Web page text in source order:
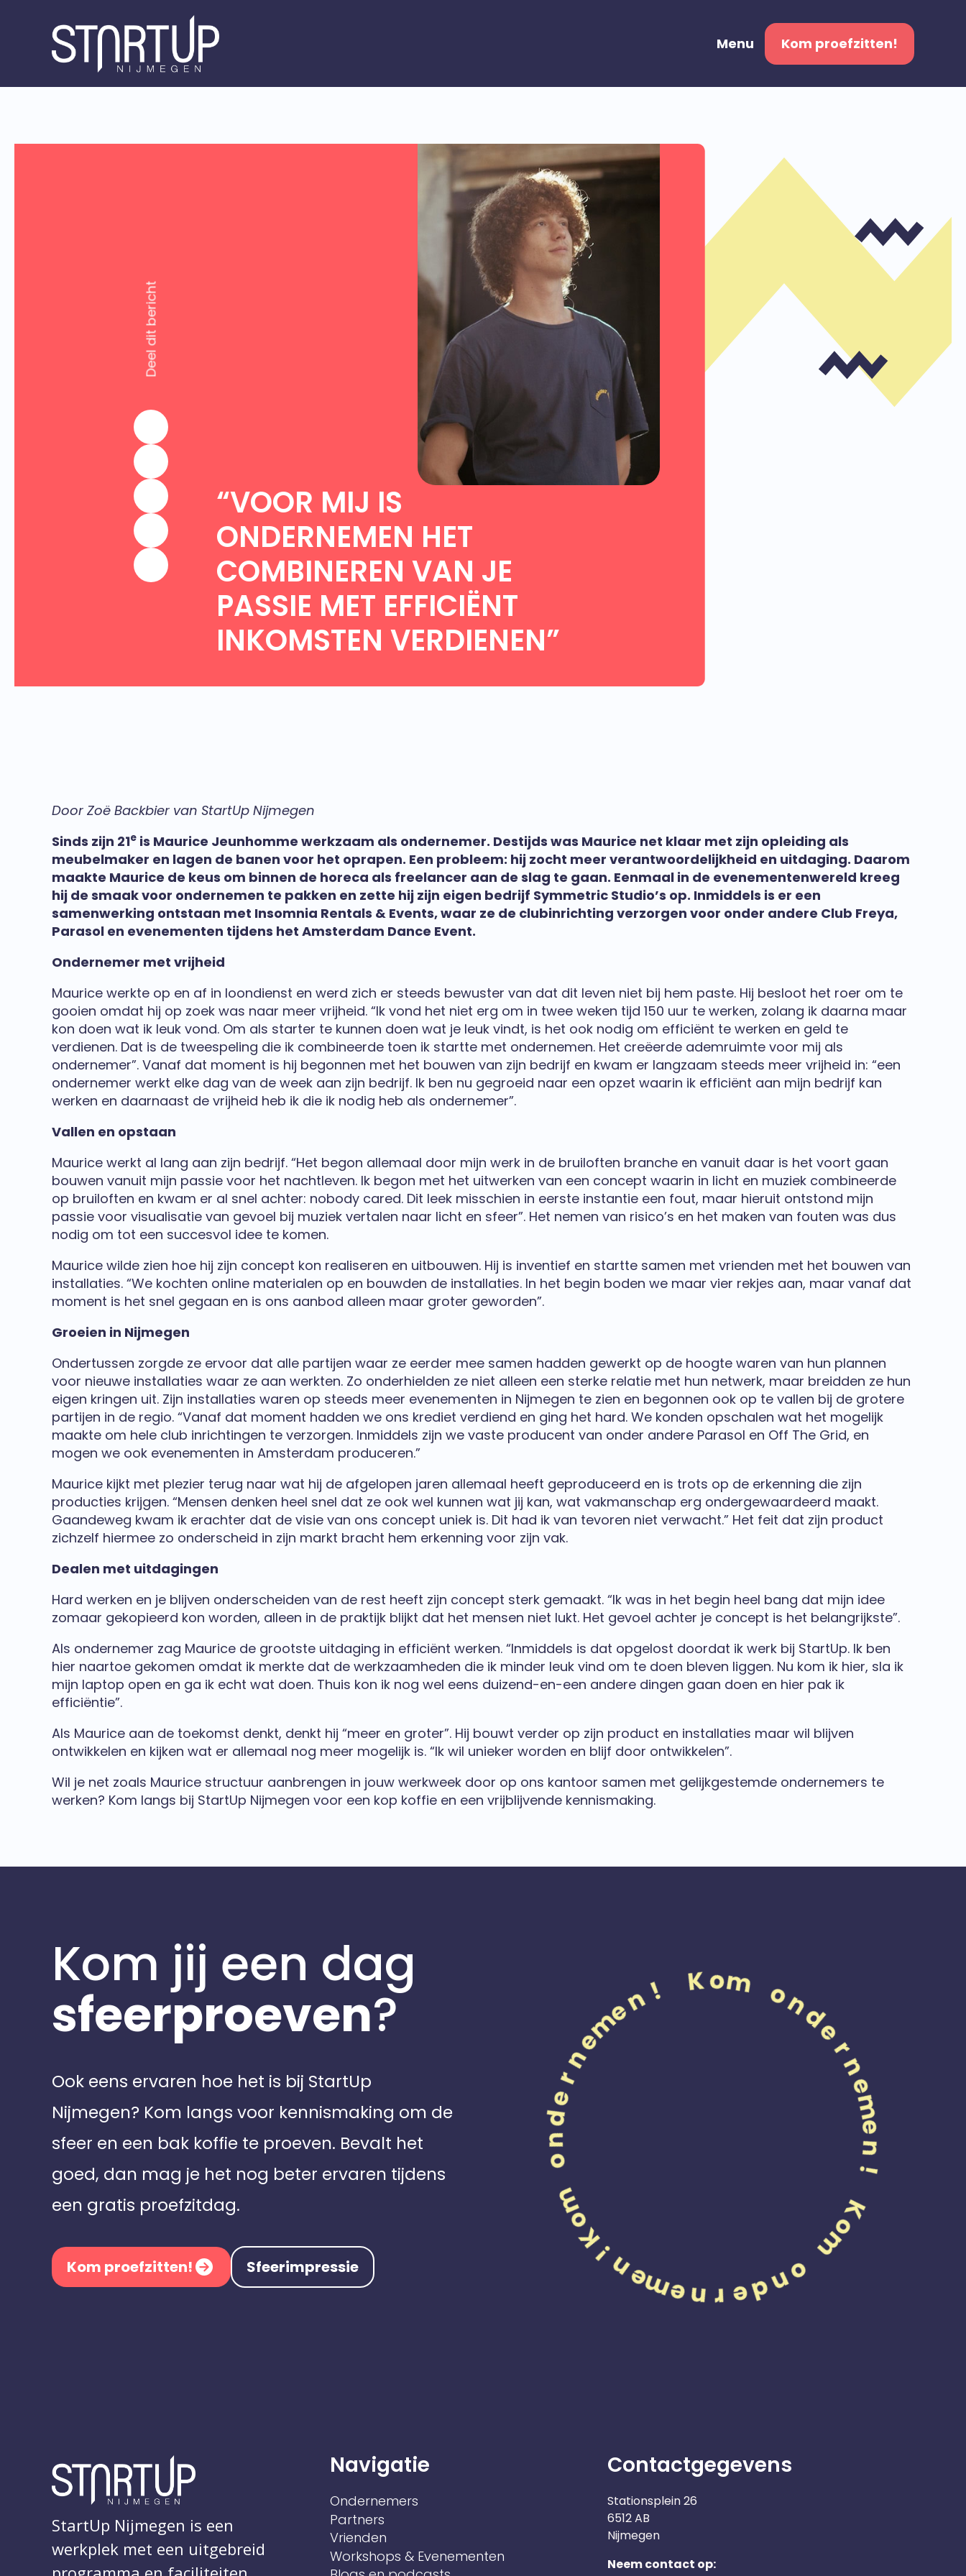
Menu Kom proefzitten!
Deel dit bericht
“VOOR MIJ IS
ONDERNEMEN HET
COMBINEREN VAN JE
PASSIE MET EFFICIËNT
INKOMSTEN VERDIENEN”
Door Zoë Backbier van StartUp Nijmegen
Sinds zijn 21e is Maurice Jeunhomme werkzaam als ondernemer. Destijds was Maurice net klaar met zijn opleiding als
meubelmaker en lagen de banen voor het oprapen. Een probleem: hij zocht meer verantwoordelijkheid en uitdaging. Daarom
maakte Maurice de keus om binnen de horeca als freelancer aan de slag te gaan. Eenmaal in de evenementenwereld kreeg
hij de smaak voor ondernemen te pakken en zette hij zijn eigen bedrijf Symmetric Studio’s op. Inmiddels is er een
samenwerking ontstaan met Insomnia Rentals & Events, waar ze de clubinrichting verzorgen voor onder andere Club Freya,
Parasol en evenementen tijdens het Amsterdam Dance Event.
Ondernemer met vrijheid
Maurice werkte op en af in loondienst en werd zich er steeds bewuster van dat dit leven niet bij hem paste. Hij besloot het roer om te
gooien omdat hij op zoek was naar meer vrijheid. “Ik vond het niet erg om in twee weken tijd 150 uur te werken, zolang ik daarna maar
kon doen wat ik leuk vond. Om als starter te kunnen doen wat je leuk vindt, is het ook nodig om efficiënt te werken en geld te
verdienen. Dat is de tweespeling die ik combineerde toen ik startte met ondernemen. Het creëerde ademruimte voor mij als
ondernemer”. Vanaf dat moment is hij begonnen met het bouwen van zijn bedrijf en kwam er langzaam steeds meer vrijheid in: “een
ondernemer werkt elke dag van de week aan zijn bedrijf. Ik ben nu gegroeid naar een opzet waarin ik efficiënt aan mijn bedrijf kan
werken en daarnaast de vrijheid heb ik die ik nodig heb als ondernemer”.
Vallen en opstaan
Maurice werkt al lang aan zijn bedrijf. “Het begon allemaal door mijn werk in de bruiloften branche en vanuit daar is het voort gaan
bouwen vanuit mijn passie voor het nachtleven. Ik begon met het uitwerken van een concept waarin in licht en muziek combineerde
op bruiloften en kwam er al snel achter: nobody cared. Dit leek misschien in eerste instantie een fout, maar hieruit ontstond mijn
passie voor visualisatie van gevoel bij muziek vertalen naar licht en sfeer”. Het nemen van risico’s en het maken van fouten was dus
nodig om tot een succesvol idee te komen.
Maurice wilde zien hoe hij zijn concept kon realiseren en uitbouwen. Hij is inventief en startte samen met vrienden met het bouwen van
installaties. “We kochten online materialen op en bouwden de installaties. In het begin boden we maar vier rekjes aan, maar vanaf dat
moment is het snel gegaan en is ons aanbod alleen maar groter geworden”.
Groeien in Nijmegen
Ondertussen zorgde ze ervoor dat alle partijen waar ze eerder mee samen hadden gewerkt op de hoogte waren van hun plannen
voor nieuwe installaties waar ze aan werkten. Zo onderhielden ze niet alleen een sterke relatie met hun netwerk, maar breidden ze hun
eigen kringen uit. Zijn installaties waren op steeds meer evenementen in Nijmegen te zien en begonnen ook op te vallen bij de grotere
partijen in de regio. “Vanaf dat moment hadden we ons krediet verdiend en ging het hard. We konden opschalen wat het mogelijk
maakte om hele club inrichtingen te verzorgen. Inmiddels zijn we vaste producent van onder andere Parasol en Off The Grid, en
mogen we ook evenementen in Amsterdam produceren.”
Maurice kijkt met plezier terug naar wat hij de afgelopen jaren allemaal heeft geproduceerd en is trots op de erkenning die zijn
producties krijgen. “Mensen denken heel snel dat ze ook wel kunnen wat jij kan, wat vakmanschap erg ondergewaardeerd maakt.
Gaandeweg kwam ik erachter dat de visie van ons concept uniek is. Dit had ik van tevoren niet verwacht.” Het feit dat zijn product
zichzelf hiermee zo onderscheid in zijn markt bracht hem erkenning voor zijn vak.
Dealen met uitdagingen
Hard werken en je blijven onderscheiden van de rest heeft zijn concept sterk gemaakt. “Ik was in het begin heel bang dat mijn idee
zomaar gekopieerd kon worden, alleen in de praktijk blijkt dat het mensen niet lukt. Het gevoel achter je concept is het belangrijkste”.
Als ondernemer zag Maurice de grootste uitdaging in efficiënt werken. “Inmiddels is dat opgelost doordat ik werk bij StartUp. Ik ben
hier naartoe gekomen omdat ik merkte dat de werkzaamheden die ik minder leuk vind om te doen bleven liggen. Nu kom ik hier, sla ik
mijn laptop open en ga ik echt wat doen. Thuis kon ik nog wel eens duizend-en-een andere dingen gaan doen en hier pak ik
efficiëntie”.
Als Maurice aan de toekomst denkt, denkt hij “meer en groter”. Hij bouwt verder op zijn product en installaties maar wil blijven
ontwikkelen en kijken wat er allemaal nog meer mogelijk is. “Ik wil unieker worden en blijf door ontwikkelen”.
Wil je net zoals Maurice structuur aanbrengen in jouw werkweek door op ons kantoor samen met gelijkgestemde ondernemers te
werken? Kom langs bij StartUp Nijmegen voor een kop koffie en een vrijblijvende kennismaking.
Kom jij een dag
sfeerproeven?
Ook eens ervaren hoe het is bij StartUp
Nijmegen? Kom langs voor kennismaking om de
sfeer en een bak koffie te proeven. Bevalt het
goed, dan mag je het nog beter ervaren tijdens
een gratis proefzitdag.
Kom proefzitten! Sfeerimpressie
StartUp Nijmegen is een
werkplek met een uitgebreid
Navigatie
Ondernemers
Partners
Vrienden
Workshops & Evenementen
Contactgegevens
Stationsplein 26
6512 AB
Nijmegen
Neem contact op: